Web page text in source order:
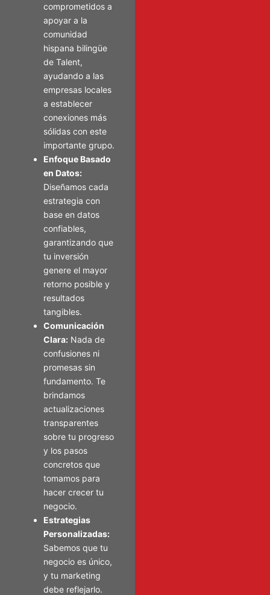
comprometidos a
apoyar a la
comunidad
hispana bilingüe
de Talent,
ayudando a las
empresas locales
a establecer
conexiones más
sólidas con este
importante grupo.
Enfoque Basado
en Datos:
Diseñamos cada
estrategia con
base en datos
confiables,
garantizando que
tu inversión
genere el mayor
retorno posible y
resultados
tangibles.
Comunicación
Clara: Nada de
confusiones ni
promesas sin
fundamento. Te
brindamos
actualizaciones
transparentes
sobre tu progreso
y los pasos
concretos que
tomamos para
hacer crecer tu
negocio.
Estrategias
Personalizadas:
Sabemos que tu
negocio es único,
y tu marketing
debe reflejarlo.